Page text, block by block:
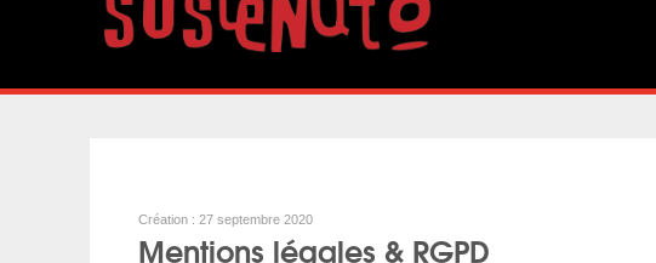
Création : 27 septembre 2020
Mentions légales & RGPD